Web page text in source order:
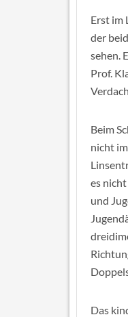
Erst im
der
sehen.
Prof.
Beim
nicht
es
und
Das